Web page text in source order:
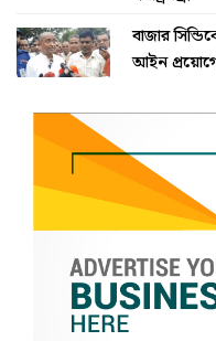
বাজার
আইন